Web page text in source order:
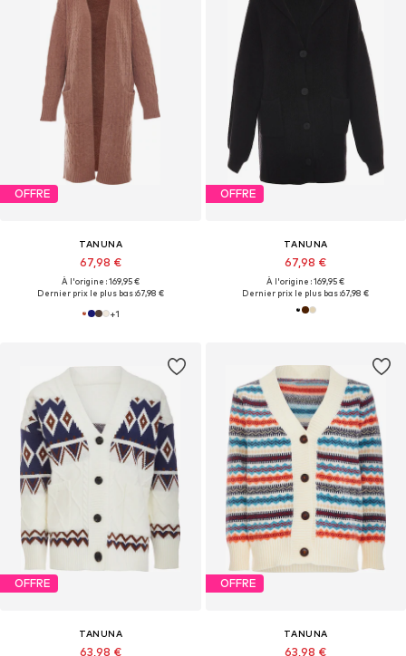
OFFRE
TANUNA
67,98 €
À l'origine : 169,95 €
Dernier prix le plus bas :67,98 €
+1
OFFRE
TANUNA
67,98 €
À l'origine : 169,95 €
Dernier prix le plus bas :67,98 €
OFFRE
TANUNA
63,98 €
OFFRE
TANUNA
63,98 €